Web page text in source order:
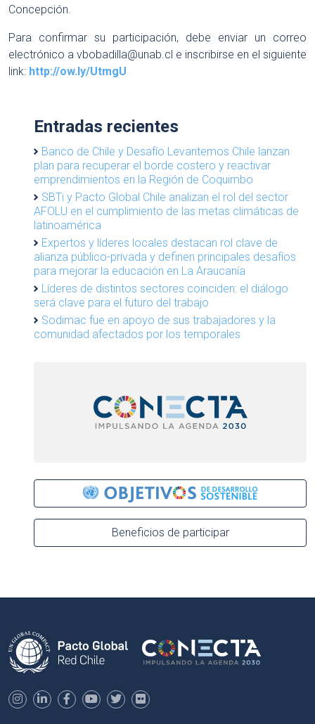
Concepción.
Para confirmar su participación, debe enviar un correo
electrónico a vbobadilla@unab.cl e inscribirse en el siguiente
link: http://ow.ly/UtmgU
Entradas recientes
Banco de Chile y Desafío Levantemos Chile lanzan
plan para recuperar el borde costero y reactivar
emprendimientos en la Región de Coquimbo
SBTi y Pacto Global Chile analizan el rol del sector
AFOLU en el cumplimiento de las metas climáticas de
latinoamérica
Expertos y líderes locales destacan rol clave de
alianza público-privada y definen principales desafíos
para mejorar la educación en La Araucanía
Líderes de distintos sectores coinciden: el diálogo
será clave para el futuro del trabajo
Sodimac fue en apoyo de sus trabajadores y la
comunidad afectados por los temporales
Beneficios de participar